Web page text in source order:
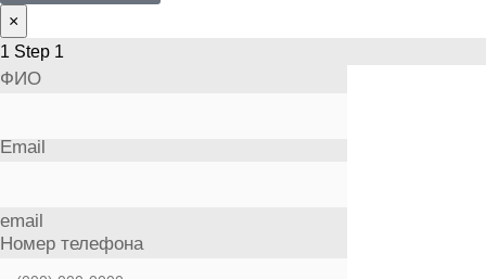
×
1 Step 1
ФИО
Email
email
Номер телефона